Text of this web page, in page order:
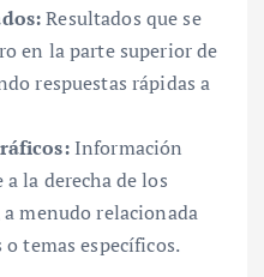
Resultados que se
en la parte superior de
respuestas rápidas a
Información
la derecha de los
menudo relacionada
temas específicos.